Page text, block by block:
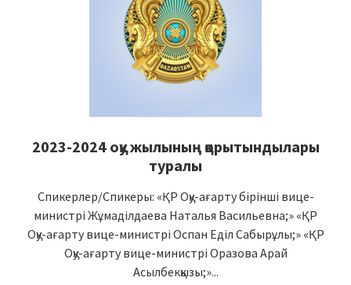
2023-2024 оқу жылының қорытындылары
туралы
Спикерлер/Спикеры: «ҚР Оқу-ағарту бірінші вице-
министрі Жұмаділдаева Наталья Васильевна;» «ҚР
Оқу-ағарту вице-министрі Оспан Еділ Сабырұлы;» «ҚР
Оқу-ағарту вице-министрі Оразова Арай
Асылбекқызы;»...